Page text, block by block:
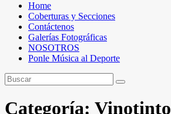
Home
Coberturas y Secciones
Contáctenos
Galerías Fotográficas
NOSOTROS
Ponle Música al Deporte
Categoría: Vinotinto